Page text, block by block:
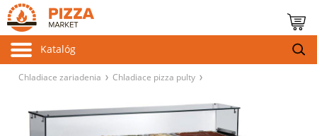
Katalóg
Chladiace zariadenia Chladiace pizza pulty